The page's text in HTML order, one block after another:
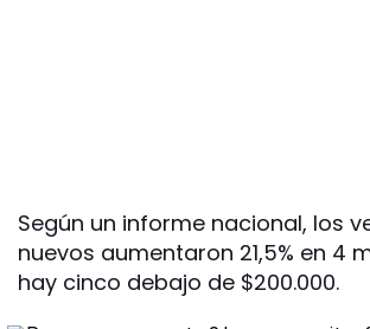
Según un informe nacional, los
nuevos aumentaron 21,5% en 4
hay cinco debajo de $200.000.